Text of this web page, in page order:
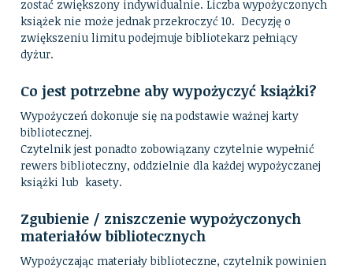
zostać zwiększony indywidualnie. Liczba wypożyczonych
książek nie może jednak przekroczyć 10. Decyzję o
zwiększeniu limitu podejmuje bibliotekarz pełniący
dyżur.
Co jest potrzebne aby wypożyczyć książki?
Wypożyczeń dokonuje się na podstawie ważnej karty
bibliotecznej.
Czytelnik jest ponadto zobowiązany czytelnie wypełnić
rewers biblioteczny, oddzielnie dla każdej wypożyczanej
książki lub kasety.
Zgubienie / zniszczenie wypożyczonych
materiałów bibliotecznych
Wypożyczając materiały biblioteczne, czytelnik powinien